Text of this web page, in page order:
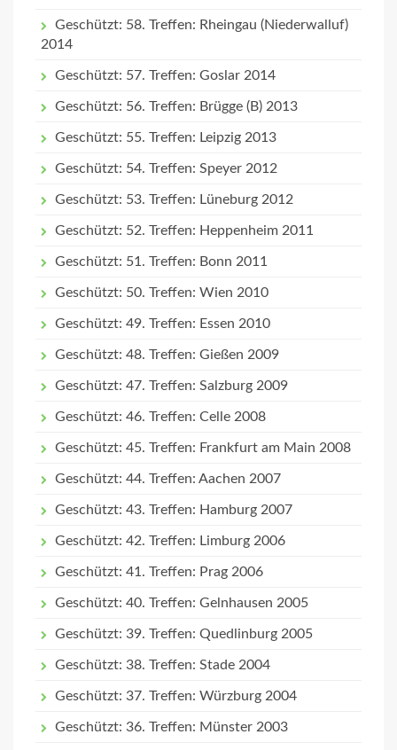
Geschützt: 58. Treffen: Rheingau (Niederwalluf)
2014
Geschützt: 57. Treffen: Goslar 2014
Geschützt: 56. Treffen: Brügge (B) 2013
Geschützt: 55. Treffen: Leipzig 2013
Geschützt: 54. Treffen: Speyer 2012
Geschützt: 53. Treffen: Lüneburg 2012
Geschützt: 52. Treffen: Heppenheim 2011
Geschützt: 51. Treffen: Bonn 2011
Geschützt: 50. Treffen: Wien 2010
Geschützt: 49. Treffen: Essen 2010
Geschützt: 48. Treffen: Gießen 2009
Geschützt: 47. Treffen: Salzburg 2009
Geschützt: 46. Treffen: Celle 2008
Geschützt: 45. Treffen: Frankfurt am Main 2008
Geschützt: 44. Treffen: Aachen 2007
Geschützt: 43. Treffen: Hamburg 2007
Geschützt: 42. Treffen: Limburg 2006
Geschützt: 41. Treffen: Prag 2006
Geschützt: 40. Treffen: Gelnhausen 2005
Geschützt: 39. Treffen: Quedlinburg 2005
Geschützt: 38. Treffen: Stade 2004
Geschützt: 37. Treffen: Würzburg 2004
Geschützt: 36. Treffen: Münster 2003